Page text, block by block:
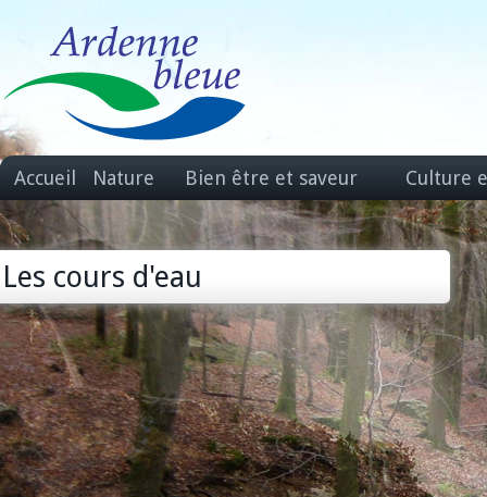
Accueil Nature Bien être et saveur Culture
Les cours d'eau